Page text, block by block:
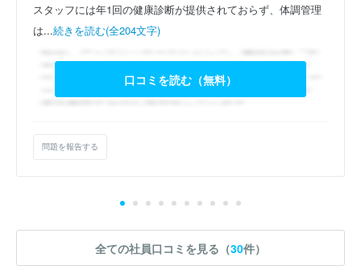
スタッフには年1回の健康診断が提供されておらず、体調管理
は...続きを読む(全204文字)
口コミを読む（無料）
問題を報告する
全ての社員口コミを見る（30件）